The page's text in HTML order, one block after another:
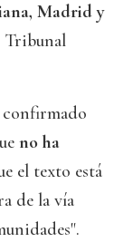
Madrid y
Tribunal
confirmado
no ha
el texto está
de la vía